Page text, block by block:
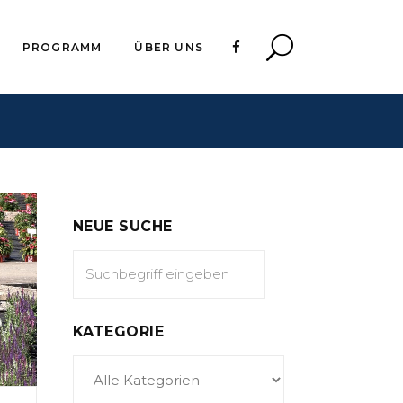
PROGRAMM ÜBER UNS
NEUE SUCHE
KATEGORIE